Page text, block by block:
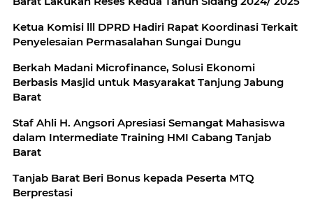
Ketua Komisi lll DPRD Hadiri Rapat Koordinasi Terkait
Penyelesaian Permasalahan Sungai Dungu
Berkah Madani Microfinance, Solusi Ekonomi
Berbasis Masjid untuk Masyarakat Tanjung Jabung
Barat
Staf Ahli H. Angsori Apresiasi Semangat Mahasiswa
dalam Intermediate Training HMI Cabang Tanjab
Barat
Tanjab Barat Beri Bonus kepada Peserta MTQ
Berprestasi